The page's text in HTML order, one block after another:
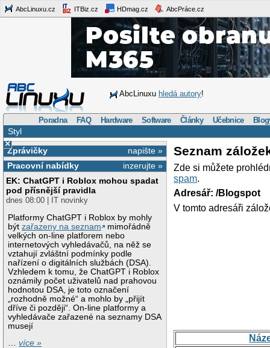
AbcLinuxu.cz ITBiz.cz HDmag.cz AbcPráce.cz
AbcLinuxu hledá autory!
Poradna FAQ Hardware Software Články Učebnice
Styl
×
napište »
Zprávičky
inzerujte »
Pracovní nabídky
EK: ChatGPT i Roblox mohou spadat
pod přísnější pravidla
dnes 08:00 | IT novinky
Platformy ChatGPT i Roblox by mohly
býtzařazeny na seznam
mimořádně
velkých on-line platforem nebo
internetových vyhledávačů, na něž se
vztahují zvláštní podmínky podle
nařízení o digitálních službách (DSA).
Vzhledem k tomu, že ChatGPT i Roblox
oznámily počet uživatelů nad prahovou
hodnotou DSA, je toto označení
„rozhodně možné“ a mohlo by „přijít
dříve či později“. On-line platformy a
vyhledávače zařazené na seznamy DSA
musejí
…více »
Seznam
Zde si můžete
spam.
Adresář: /Blogspot
V tomto adresáři